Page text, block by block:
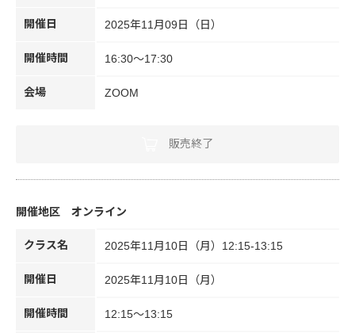
開催日 2025年11月09日（日）
開催時間 16:30～17:30
会場 ZOOM
販売終了
オンライン
クラス名 2025年11月10日（月）12:15-13:15
開催日 2025年11月10日（月）
開催時間 12:15～13:15